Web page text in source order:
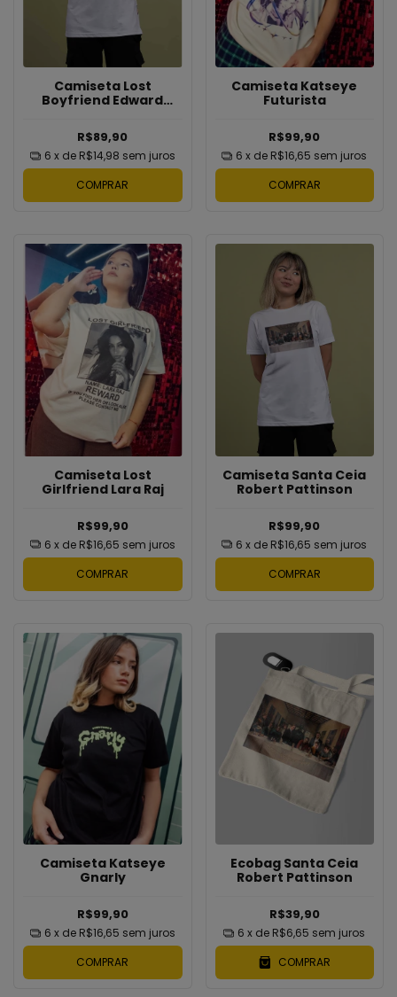
Camiseta Lost
Boyfriend Edward
R$89,90
6 x de R$14,98 sem juros
COMPRAR
Camiseta Katseye
Futurista
R$99,90
6 x de R$16,65 sem juros
COMPRAR
Camiseta Lost
Girlfriend Lara Raj
R$99,90
6 x de R$16,65 sem juros
COMPRAR
Camiseta Santa Ceia
Robert Pattinson
R$99,90
6 x de R$16,65 sem juros
COMPRAR
Camiseta Katseye
Gnarly
R$99,90
6 x de R$16,65 sem juros
COMPRAR
Ecobag Santa Ceia
Robert Pattinson
R$39,90
6 x de R$6,65 sem juros
COMPRAR